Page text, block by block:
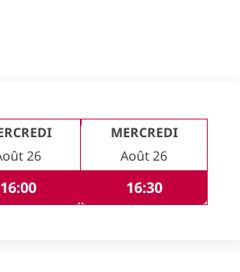
26
16:00
MERCREDI
Août 26
16:30